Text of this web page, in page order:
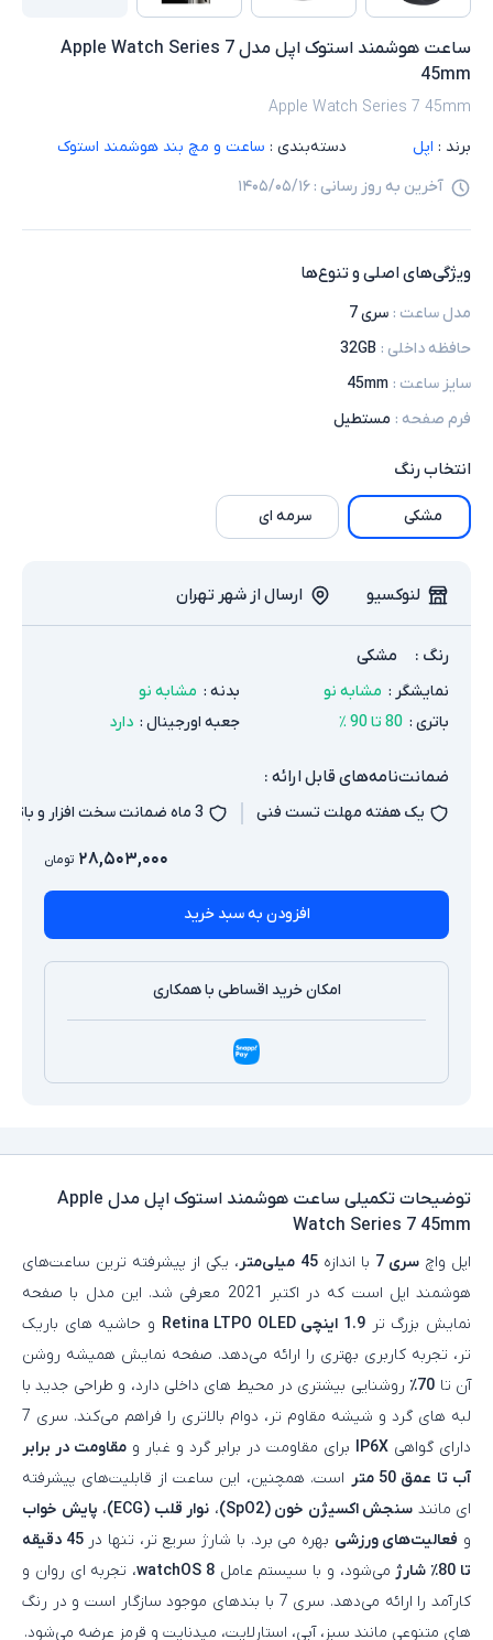
ساعت هوشمند استوک اپل مدل Apple Watch Series 7
45mm
Apple Watch Series 7 45mm
برند : اپل دسته‌بندی : ساعت و مچ بند هوشمند استوک
آخرین به روز رسانی : ۱۴۰۵/۰۵/۱۶
ویژگی‌های اصلی و تنوع‌ها
مدل ساعت : سری 7
حافظه داخلی :
32GB
سایز ساعت :
45mm
فرم صفحه : مستطیل
انتخابرنگ
مشکی سرمه ای
لنوکسیو ارسال از شهر تهران
رنگ : مشکی
نمایشگر : مشابه نو بدنه : مشابه نو
باتری : 80 تا 90 ٪ جعبه اورجینال : دارد
ضمانت‌نامه‌های قابل ارائه :
یک هفته مهلت تست فنی 3 ماه ضمانت سخت افزار و باتری
۲۸,۵۰۳,۰۰۰ تومان
افزودن به سبد خرید
امکان خرید اقساطی با همکاری
توضیحات تکمیلی
ساعت هوشمند استوک اپل مدل Apple
Watch Series 7 45mm
اپل واچسری 7 با اندازه45 میلی‌متر
، یکی از پیشرفته‌ ترین ساعت‌های
هوشمند اپل است که در اکتبر 2021 معرفی شد. این مدل با صفحه‌
نمایش بزرگ‌ تر 1.9 اینچی Retina LTPO OLED
و حاشیه‌ های باریک‌
تر، تجربه کاربری بهتری را ارائه می‌دهد. صفحه‌ نمایش همیشه روشن
آن تا 70٪
روشنایی بیشتری در محیط‌ های داخلی دارد، و طراحی جدید با
لبه‌ های گرد و شیشه مقاوم‌ تر، دوام بالاتری را فراهم می‌کند. سری 7
دارای گواهی IP6X برای مقاومت در برابر گرد و غبار ومقاومت در برابر
آب تا عمق 50 متر
است. همچنین، این ساعت از قابلیت‌های پیشرفته‌
ای مانند سنجش اکسیژن خون (SpO2) ، نوار قلب (ECG) ، پایش خواب
و فعالیت‌های ورزشی بهره می‌ برد. با شارژ سریع‌ تر، تنها در
45 دقیقه
تا 80٪ شارژ
می‌شود، و با سیستم‌ عاملwatchOS 8، تجربه‌ ای روان و
کارآمد را ارائه می‌دهد. سری 7 با بندهای موجود سازگار است و در رنگ‌
های متنوعی مانند سبز، آبی، استارلایت، میدنایت و قرمز عرضه می‌شود.